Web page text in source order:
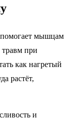
помогает мышцам
травм при
как нагретый
растёт,
и